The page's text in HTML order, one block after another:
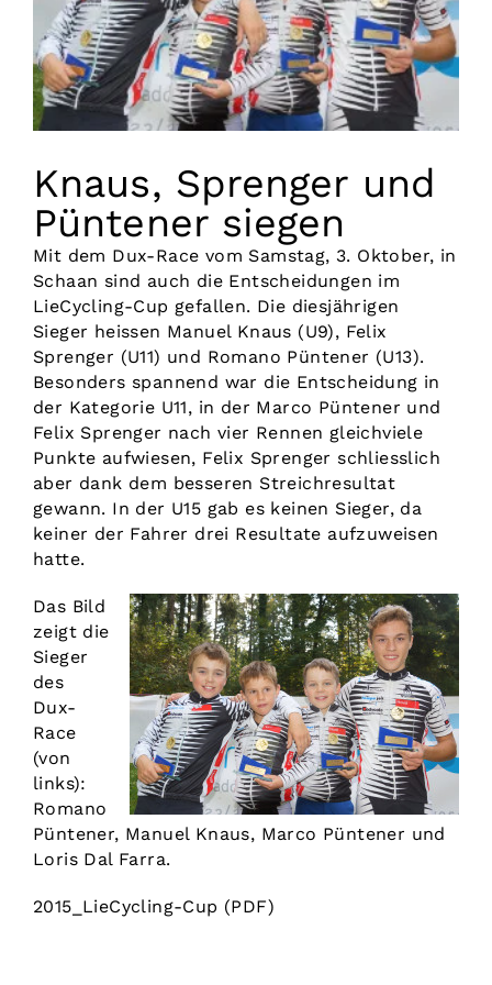
Vorstand
Kontakt
Knaus, Sprenger und
Püntener siegen
Mit dem Dux-Race vom Samstag, 3. Oktober, in
Schaan sind auch die Entscheidungen im
LieCycling-Cup gefallen. Die diesjährigen
Sieger heissen Manuel Knaus (U9), Felix
Sprenger (U11) und Romano Püntener (U13).
Besonders spannend war die Entscheidung in
der Kategorie U11, in der Marco Püntener und
Felix Sprenger nach vier Rennen gleichviele
Punkte aufwiesen, Felix Sprenger schliesslich
aber dank dem besseren Streichresultat
gewann. In der U15 gab es keinen Sieger, da
keiner der Fahrer drei Resultate aufzuweisen
hatte.
Das Bild
zeigt die
Sieger
des
Dux-
Race
(von
links):
Romano
Püntener, Manuel Knaus, Marco Püntener und
Loris Dal Farra.
2015_LieCycling-Cup (PDF)